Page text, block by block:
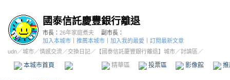
國泰信託慶豐銀行離退
市長： 26年家庭煮夫
副市長：
加入本城市
推薦本城市 加入我的最愛
訂閱最新文章
udn／城市／情感交流／交換日記／ 【國泰信託慶豐銀行離退】城市／討論區／
本城市首頁 精華區 投票區 影像館